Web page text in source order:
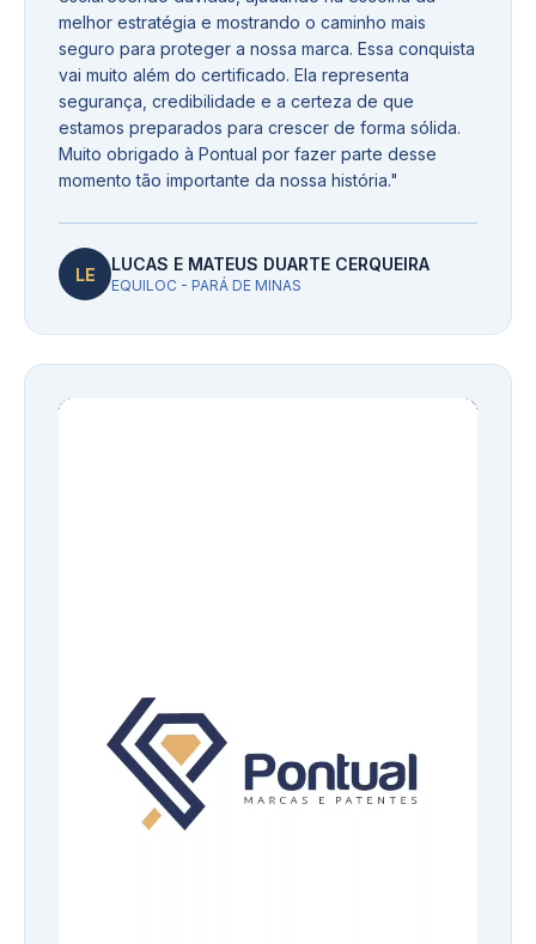
melhor estratégia e mostrando o caminho mais
seguro para proteger a nossa marca. Essa conquista
vai muito além do certificado. Ela representa
segurança, credibilidade e a certeza de que
estamos preparados para crescer de forma sólida.
Muito obrigado à Pontual por fazer parte desse
momento tão importante da nossa história."
LE LUCAS E MATEUS DUARTE CERQUEIRA
EQUILOC - PARÁ DE MINAS